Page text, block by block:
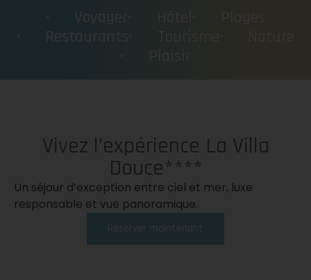
Voyager
Restaurants
Vivez l’expérience La Villa
Douce****
Un séjour d’exception entre ciel et mer, luxe
responsable et vue panoramique.
Réserver maintenant